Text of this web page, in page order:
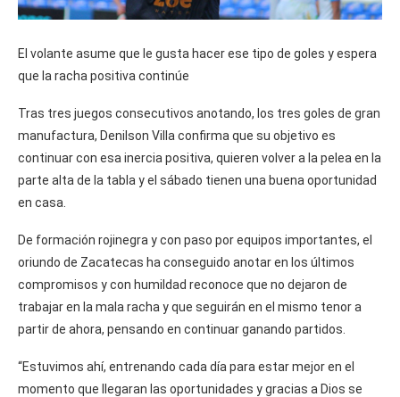
El volante asume que le gusta hacer ese tipo de goles y espera
que la racha positiva continúe
Tras tres juegos consecutivos anotando, los tres goles de gran
manufactura, Denilson Villa confirma que su objetivo es
continuar con esa inercia positiva, quieren volver a la pelea en la
parte alta de la tabla y el sábado tienen una buena oportunidad
en casa.
De formación rojinegra y con paso por equipos importantes, el
oriundo de Zacatecas ha conseguido anotar en los últimos
compromisos y con humildad reconoce que no dejaron de
trabajar en la mala racha y que seguirán en el mismo tenor a
partir de ahora, pensando en continuar ganando partidos.
“Estuvimos ahí, entrenando cada día para estar mejor en el
momento que llegaran las oportunidades y gracias a Dios se